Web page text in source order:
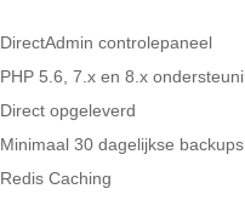
DirectAdmin controlepaneel
PHP 5.6, 7.x en 8.x
Direct opgeleverd
Minimaal 30 dagelijkse backups
Redis Caching